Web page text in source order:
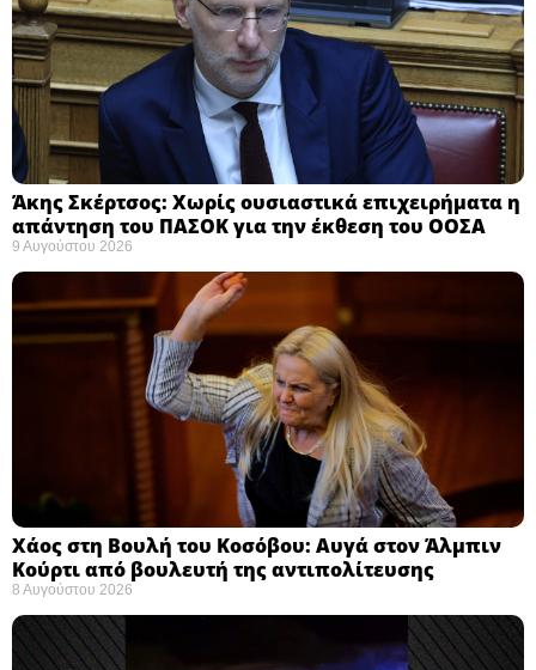
Άκης Σκέρτσος: Χωρίς ουσιαστικά επιχειρήματα η
απάντηση του ΠΑΣΟΚ για την έκθεση του ΟΟΣΑ ​
9 Αυγούστου 2026
Χάος στη Βουλή του Κοσόβου: Αυγά στον Άλμπιν
Κούρτι από βουλευτή της αντιπολίτευσης
8 Αυγούστου 2026